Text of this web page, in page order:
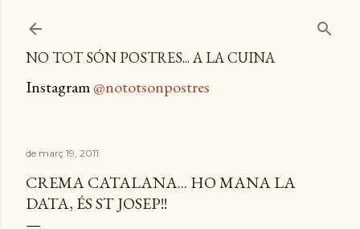
NO TOT SÓN POSTRES... A LA CUINA
Instagram@nototsonpostres
de març 19, 2011
CREMA CATALANA... HO MANA LA
DATA, ÉS ST JOSEP!!